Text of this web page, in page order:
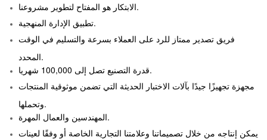
الابتكار هو المفتاح لتطوير مشروعنا.
تطبيق الإدارة المنهجية.
فريق تصدير ممتاز للرد على العملاء بسرعة والتسليم في الوقت
قدرة التصنيع تصل إلى 100,000 شهريا.
مجهزة تجهيزًا جيدًا بآلات الاختبار الحديثة التي تضمن موثوقية المنتجات
المهندسين والعمال المهرة.
يمكن إنتاجه من خلال تصميماتنا وعلامتنا التجارية الخاصة أو وفقًا لعينات